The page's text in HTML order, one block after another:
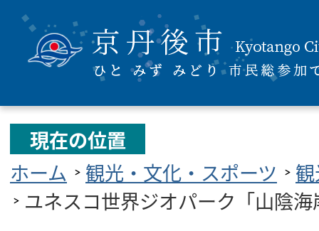
現在の位置
ホーム
観光・文化・スポーツ
ユネスコ世界ジオパーク「山陰